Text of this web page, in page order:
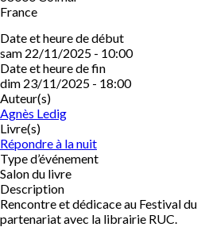
France
Date et heure de début
sam 22/11/2025 - 10:00
Date et heure de fin
dim 23/11/2025 - 18:00
Auteur(s)
Agnès Ledig
Livre(s)
Répondre à la nuit
Type d’événement
Salon du livre
Description
Rencontre et dédicace au Festival
partenariat avec la librairie RUC.